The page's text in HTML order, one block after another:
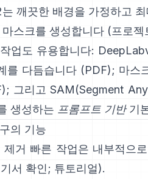
는 깨끗한 배경을 가정하고
스크를 생성합니다 (프로젝
업도 유용합니다:
를 다듬습니다 (PDF); 마스
); 그리고 SAM(Segment
생성하는 프롬프트 기반기
의 기능
제거 빠른 작업은 내부적으
서 확인 ; 튜토리얼).